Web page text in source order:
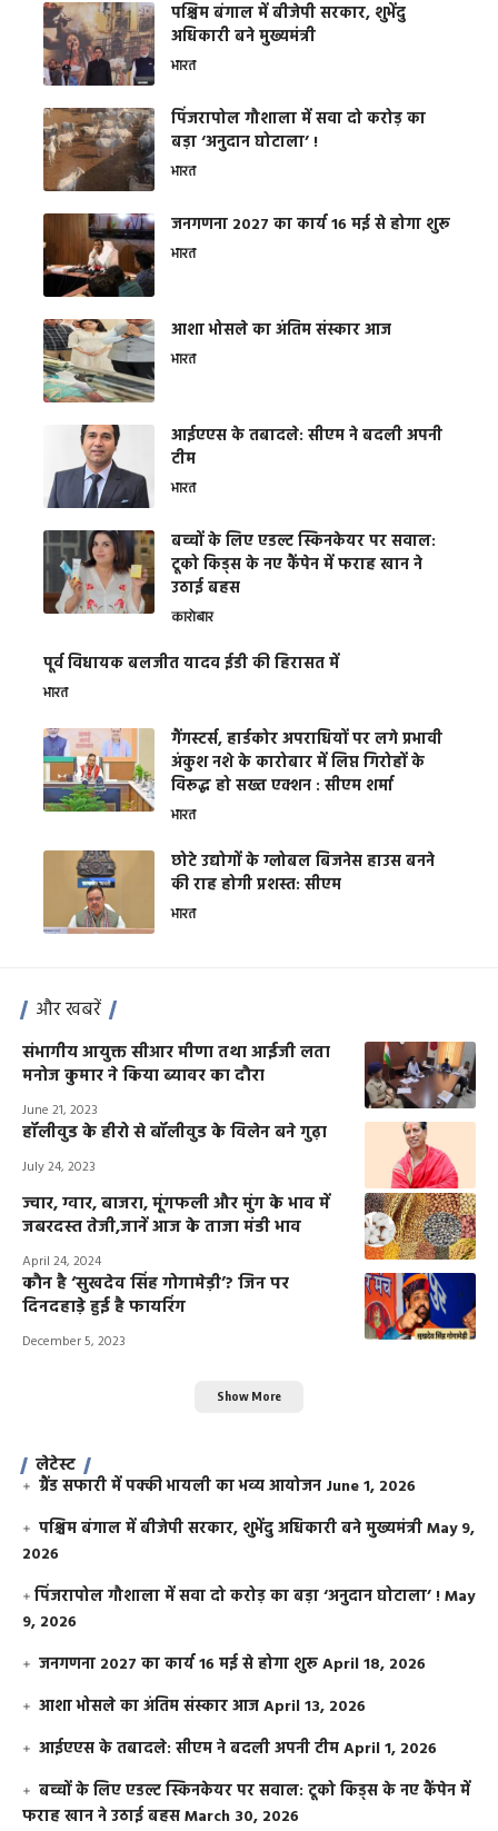
पश्चिम बंगाल में बीजेपी सरकार, शुभेंदु
अधिकारी बने मुख्यमंत्री
भारत
​पिंजरापोल गौशाला में सवा दो करोड़ का
बड़ा ‘अनुदान घोटाला’ !
भारत
जनगणना 2027 का कार्य 16 मई से होगा शुरू
भारत
आशा भोसले का अंतिम संस्कार आज
भारत
आईएएस के तबादले: सीएम ने बदली अपनी
टीम
भारत
बच्चों के लिए एडल्ट स्किनकेयर पर सवाल:
टूको किड्स के नए कैंपेन में फराह खान ने
उठाई बहस
कारोबार
पूर्व विधायक बलजीत यादव ईडी की हिरासत में
भारत
गैंगस्टर्स, हार्डकोर अपराधियों पर लगे प्रभावी
अंकुश नशे के कारोबार में लिप्त गिरोहों के
विरूद्ध हो सख्त एक्शन : सीएम शर्मा
भारत
छोटे उद्योगों के ग्लोबल बिजनेस हाउस बनने
की राह होगी प्रशस्त: सीएम
भारत
और खबरें
संभागीय आयुक्त सीआर मीणा तथा आईजी लता
मनोज कुमार ने किया ब्यावर का दौरा
June 21, 2023
हॉलीवुड के हीरो से बॉलीवुड के विलेन बने गुढ़ा
July 24, 2023
ज्वार, ग्वार, बाजरा, मूंगफली और मुंग के भाव में
जबरदस्त तेजी,जानें आज के ताजा मंडी भाव
April 24, 2024
कौन है ‘सुखदेव सिंह गोगामेड़ी’? जिन पर
दिनदहाड़े हुई है फायरिंग
December 5, 2023
Show More
लेटेस्ट
ग्रैंड सफारी में पक्की भायली का भव्य आयोजन June 1, 2026
पश्चिम बंगाल में बीजेपी सरकार, शुभेंदु अधिकारी बने मुख्यमंत्रीMay 9,
2026
​पिंजरापोल गौशाला में सवा दो करोड़ का बड़ा ‘अनुदान घोटाला’ !May
9, 2026
जनगणना 2027 का कार्य 16 मई से होगा शुरूApril 18, 2026
आशा भोसले का अंतिम संस्कार आजApril 13, 2026
आईएएस के तबादले: सीएम ने बदली अपनी टीमApril 1, 2026
बच्चों के लिए एडल्ट स्किनकेयर पर सवाल: टूको किड्स के नए कैंपेन में
फराह खान ने उठाई बहसMarch 30, 2026